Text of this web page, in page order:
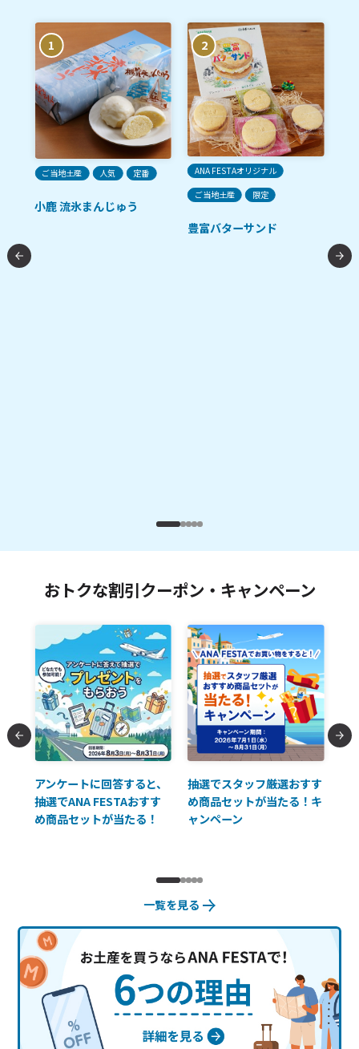
1
ご当地土産 人気 定番
小鹿 流氷まんじゅう
2
ANA FESTAオリジナル
ご当地土産
限定
豊富バターサンド
おトクな割引クーポン・キャンペーン
アンケートに回答すると、
抽選でANA FESTAおすす
め商品セットが当たる！
抽選でスタッフ厳選おすす
め商品セットが当たる！キ
ャンペーン
一覧を見る